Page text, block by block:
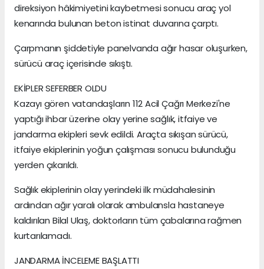
direksiyon hâkimiyetini kaybetmesi sonucu araç yol
kenarında bulunan beton istinat duvarına çarptı.
Çarpmanın şiddetiyle panelvanda ağır hasar oluşurken,
sürücü araç içerisinde sıkıştı.
EKİPLER SEFERBER OLDU
Kazayı gören vatandaşların 112 Acil Çağrı Merkezi'ne
yaptığı ihbar üzerine olay yerine sağlık, itfaiye ve
jandarma ekipleri sevk edildi. Araçta sıkışan sürücü,
itfaiye ekiplerinin yoğun çalışması sonucu bulunduğu
yerden çıkarıldı.
Sağlık ekiplerinin olay yerindeki ilk müdahalesinin
ardından ağır yaralı olarak ambulansla hastaneye
kaldırılan Bilal Ulaş, doktorların tüm çabalarına rağmen
kurtarılamadı.
JANDARMA İNCELEME BAŞLATTI